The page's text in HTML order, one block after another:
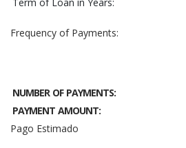
Frequency of Payments:
NUMBER OF PAYMENTS:
PAYMENT AMOUNT:
Pago Estimado